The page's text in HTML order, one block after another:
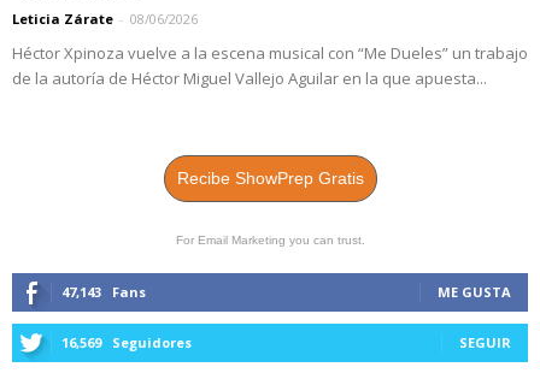
Leticia Zárate - 08/06/2026
Héctor Xpinoza vuelve a la escena musical con “Me Dueles” un trabajo
de la autoría de Héctor Miguel Vallejo Aguilar en la que apuesta...
Recibe ShowPrep Gratis
For Email Marketing you can trust.
47,143 Fans ME GUSTA
16,569 Seguidores SEGUIR